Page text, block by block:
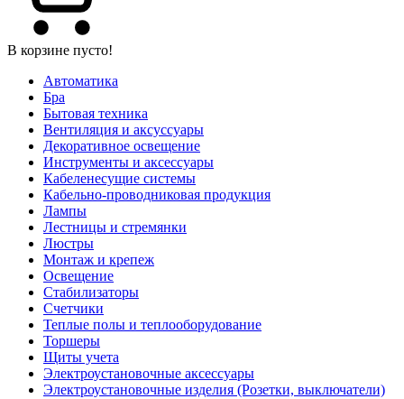
В корзине пусто!
Автоматика
Бра
Бытовая техника
Вентиляция и аксуссуары
Декоративное освещение
Инструменты и аксессуары
Кабеленесущие системы
Кабельно-проводниковая продукция
Лампы
Лестницы и стремянки
Люстры
Монтаж и крепеж
Освещение
Стабилизаторы
Счетчики
Теплые полы и теплооборудование
Торшеры
Щиты учета
Электроустановочные аксессуары
Электроустановочные изделия (Розетки, выключатели)